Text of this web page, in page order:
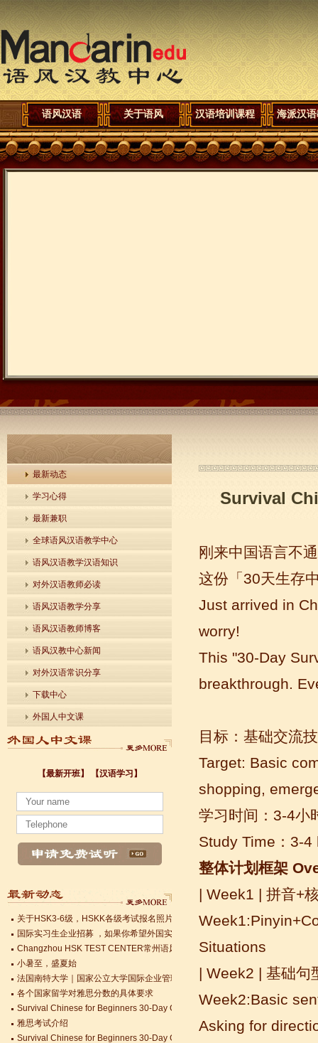
语风汉语 关于语风 汉语培训课程 海派汉
最新动态
学习心得
最新兼职
全球语风汉语教学中心
语风汉语教学汉语知识
对外汉语教师必读
语风汉语教学分享
语风汉语教师博客
语风汉教中心新闻
对外汉语常识分享
下载中心
外国人中文课
【最新开班】 【汉语学习】
小暑至，盛夏始
法国南特大学｜国家公立大学国际企业管理硕士 + 跨文化职场通行证，2025 招
各个国家留学对雅思分数的具体要求
Survival Chinese for Beginners 30-Day Challenge day 3
雅思考试介绍
Survival Chinese for Beginners 30-Day Challenge day 2
Survival Chinese for Beginners 30-Day Challenge day 1
关于HSK3-6级，HSKK各级考试报名照片的通知
国际实习生企业招募 ，如果你希望外国实习生到你的公司工作，请联系我们
Changzhou HSK TEST CENTER常州语风HSK考点正式对外开考了，常州的
小暑至，盛夏始
法国南特大学｜国家公立大学国际企业管理硕士 + 跨文化职场通行证，2025 招
各个国家留学对雅思分数的具体要求
Survival Chinese for Beginners 30-Day Challenge day 3
雅思考试介绍
Survival Chinese for Beginners 30-Day Challenge day 2
Survival Chinese for Beginners 30-Day Challenge day 1
语风汉语无锡校 Zack
我叫Zack,我是法国人，无锡语风汉教中
地方，我在语风汉语学习到非常多的汉
Survival
刚来中国语言不
这份「30天生存
Just arrived in
worry!
This "30-Day
breakthrough.
目标：基础交流
Target: Basic
shopping,
学习时间：3-4小
Study Time：3-4
整体计划框架
| Week1 | 拼音+
Situations
| Week2 | 基础句
Week2:Basic
Asking for